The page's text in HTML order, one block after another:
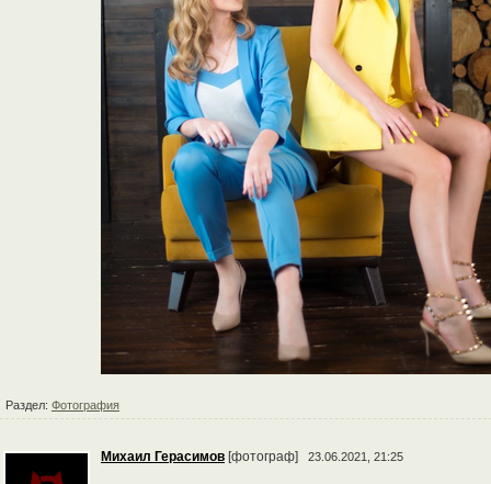
Раздел: Фотография
Михаил Герасимов [фотограф] 23.06.2021, 21:25